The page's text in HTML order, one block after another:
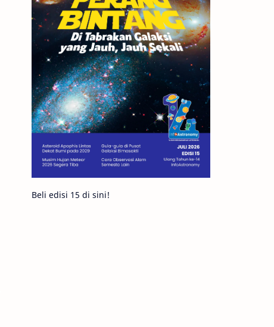
Planet Katai Featured
GMT 2016 History
Hoax Bima Sakti
Meteor Gerhana
Komet ISON Jupiter
Planet Kerdil Bumi
Pengetahuan Berita
Beli edisi 15 di sini!